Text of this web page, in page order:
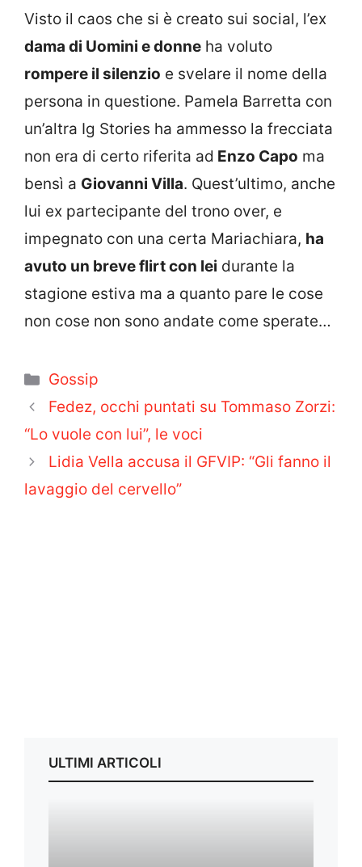
Visto il caos che si è creato sui social, l’ex
dama di Uomini e donne ha voluto
rompere il silenzio e svelare il nome della
persona in questione. Pamela Barretta con
un’altra Ig Stories ha ammesso la frecciata
non era di certo riferita ad Enzo Capo ma
bensì a Giovanni Villa. Quest’ultimo, anche
lui ex partecipante del trono over, e
impegnato con una certa Mariachiara, ha
avuto un breve flirt con lei durante la
stagione estiva ma a quanto pare le cose
non cose non sono andate come sperate…
Categorie
Gossip
Fedez, occhi puntati su Tommaso Zorzi:
“Lo vuole con lui”, le voci
Lidia Vella accusa il GFVIP: “Gli fanno il
lavaggio del cervello”
ULTIMI ARTICOLI